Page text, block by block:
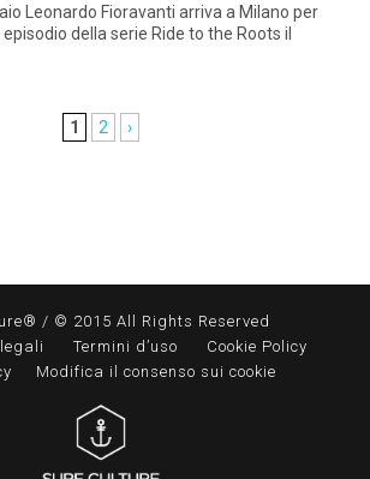
Leonardo Fioravanti arriva a Milano per
della serie Ride to the Roots il
1 2 ›
/ © 2015 All Rights Reserved
Termini d’uso
Cookie Policy
Modifica il consenso sui cookie